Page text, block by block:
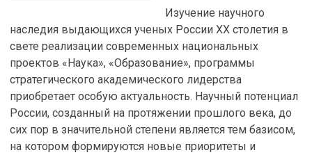
Изучение научного
наследия выдающихся ученых России XX столетия в
свете реализации современных национальных
проектов «Наука», «Образование», программы
стратегического академического лидерства
приобретает особую актуальность. Научный потенциал
России, созданный на протяжении прошлого века, до
сих пор в значительной степени является тем базисом,
на котором формируются новые приоритеты и